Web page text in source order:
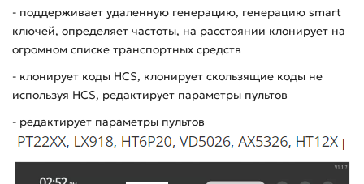
- поддерживает удаленную генерацию, генерацию smart
ключей, определяет частоты, на расстоянии клонирует на
огромном списке транспортных средств
- клонирует коды HCS, клонирует скользящие коды не
используя HCS, редактирует параметры пультов
- редактирует параметры пультов